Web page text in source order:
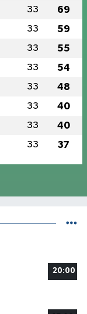
33 69
33 59
33 55
33 54
33 48
33 40
33 40
33 37
20:00